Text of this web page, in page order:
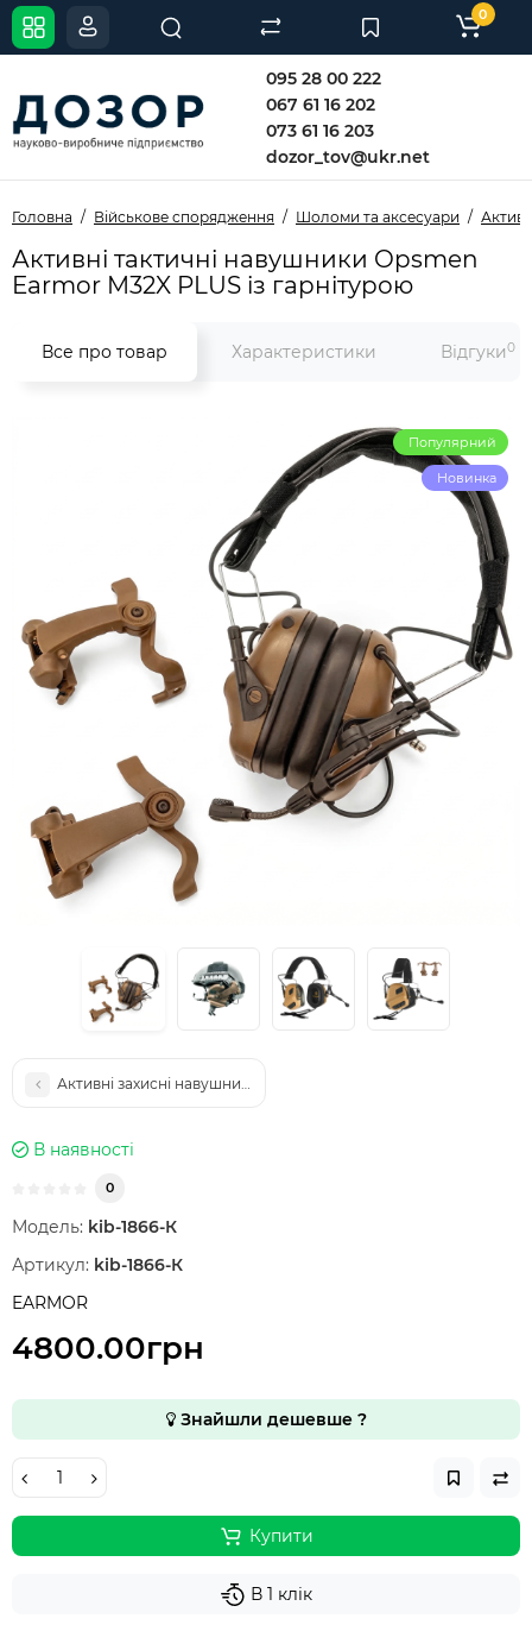
095 28 00 222
067 61 16 202
073 61 16 203
dozor_tov@ukr.net
0
Головна Військове спорядження Шоломи та аксесуари
Активні тактичні навушники Opsmen
Earmor M32X PLUS із гарнітурою
Все про товар Характеристики Відгуки0
Популярний
Новинка
Активні захисні навушники-беруші Earmor M20T Pro
В наявності
0
Модель: kib-1866-К
Артикул: kib-1866-К
EARMOR
4800.00грн
Знайшли дешевше ?
Купити
В 1 клік